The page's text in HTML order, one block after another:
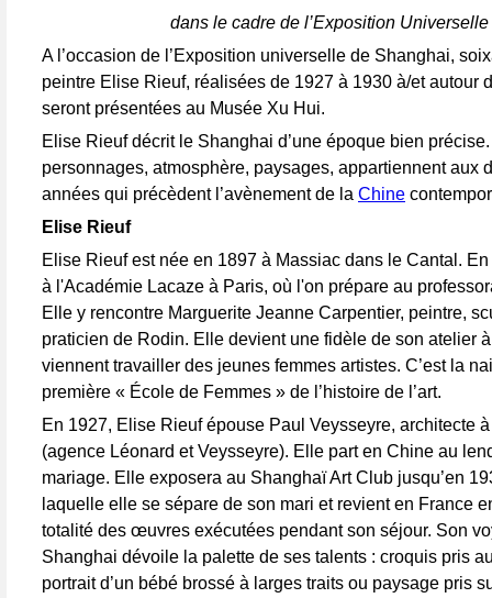
dans le cadre de l’Exposition Universelle
A l’occasion de l’Exposition universelle de Shanghai,
peintre Elise Rieuf, réalisées de 1927 à 1930 à/et autour
seront présentées au Musée Xu Hui.
Elise Rieuf décrit le Shanghai d’une époque bien
personnages, atmosphère, paysages, appartiennent aux
années qui précèdent l’avènement de la Chine
Elise Rieuf
Elise Rieuf est née en 1897 à Massiac dans le Cantal.
à l'Académie Lacaze à Paris, où l'on prépare au
Elle y rencontre Marguerite Jeanne Carpentier, peintre,
praticien de Rodin. Elle devient une fidèle de son atelier
viennent travailler des jeunes femmes artistes. C’est la
première « École de Femmes » de l’histoire de l’art.
En 1927, Elise Rieuf épouse Paul Veysseyre, architecte
(agence Léonard et Veysseyre). Elle part en Chine au
mariage. Elle exposera au Shanghaï Art Club jusqu’en
laquelle elle se sépare de son mari et revient en France
totalité des œuvres exécutées pendant son séjour. Son
Shanghai dévoile la palette de ses talents : croquis pris
portrait d’un bébé brossé à larges traits ou paysage pris